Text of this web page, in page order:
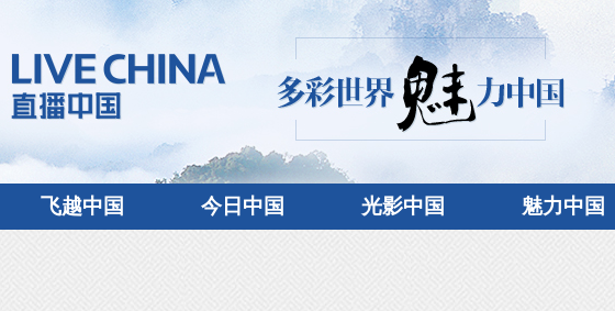
飞越中国 今日中国 光影中国 魅力中国